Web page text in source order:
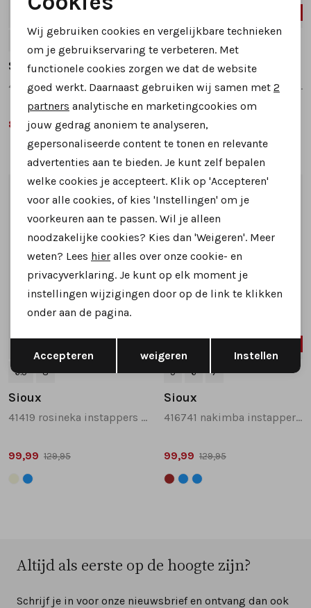
8
Sioux
4165287 cortizia instappers en loafers donkerblauw
89,99 119,95
4 5
Sioux
41419 rosineka instappers en loafers beige multi
99,99 129,95
6.5 8
Sioux
41419 rosineka instappers en loafers blauw combinatie
99,99 129,95
5 6 7
Sioux
416741 nakimba instappers en loafers lichtblauw
99,99 129,95
Altijd als eerste op de hoogte zijn?
Schrijf je in voor onze nieuwsbrief en ontvang dan ook
Noodzakelijke cookies
Personalisatie cookies
Analytische cookies
Marketing cookies
Terug Opslaan
Wij gebruiken cookies en vergelijkbare technieken
om je gebruikservaring te verbeteren. Met
functionele cookies zorgen we dat de website
goed werkt. Daarnaast gebruiken wij samen met 2
partners analytische en marketingcookies om
jouw gedrag anoniem te analyseren,
gepersonaliseerde content te tonen en relevante
advertenties aan te bieden. Je kunt zelf bepalen
welke cookies je accepteert. Klik op 'Accepteren'
voor alle cookies, of kies 'Instellingen' om je
voorkeuren aan te passen. Wil je alleen
noodzakelijke cookies? Kies dan 'Weigeren'. Meer
weten? Lees hier alles over onze cookie- en
privacyverklaring. Je kunt op elk moment je
instellingen wijzigingen door op de link te klikken
onder aan de pagina.
Accepteren weigeren Instellen